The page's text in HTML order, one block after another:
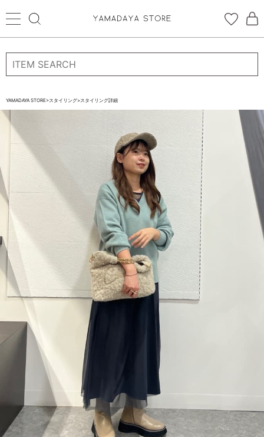
ログイン 新規会員登録
CATEGORYから探す
STORE BRAND・LABELから探す
セール商品
スタイリング
特集
NEWS
ブランド一覧
YAMADAYA STORE>スタイリング>スタイリング詳細
ログイン